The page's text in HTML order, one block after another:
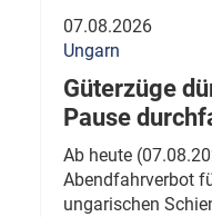
07.08.2026
Ungarn
Güterzüge
Pause
Ab heute
Abendfahrverbot
ungarischen